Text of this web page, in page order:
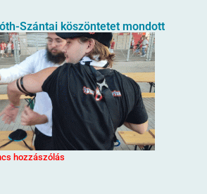
Szántai köszöntetet mondott
hozzászólás